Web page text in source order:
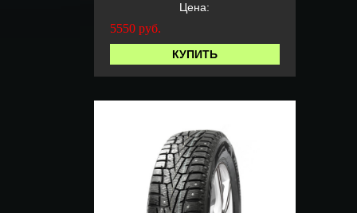
Цена:
5550 руб.
КУПИТЬ